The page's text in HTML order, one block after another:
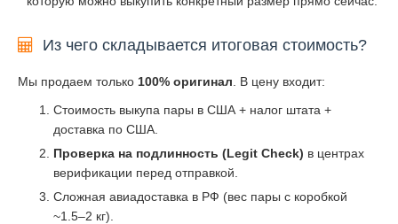
Из чего складывается итоговая стоимость?
Мы продаем только 100% оригинал . В цену входит:
Стоимость выкупа пары в США + налог штата +
доставка по США.
Проверка на подлинность (Legit Check) в центрах
верификации перед отправкой.
Сложная авиадоставка в РФ (вес пары с коробкой
~1.5–2 кг).